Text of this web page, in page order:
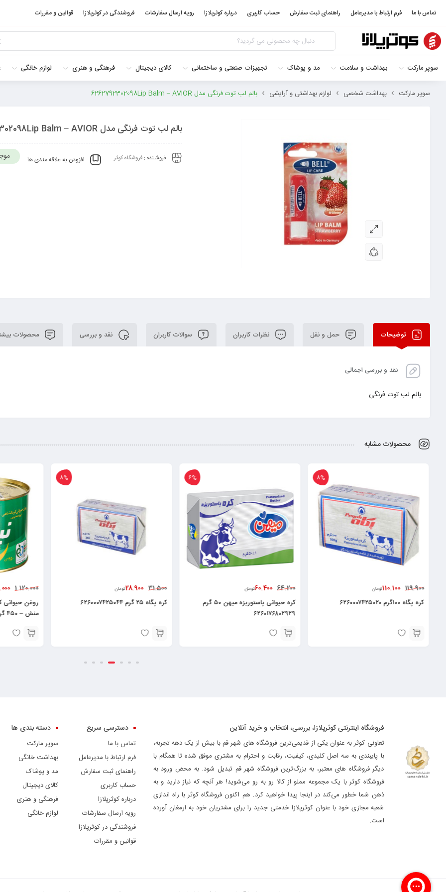
تماس با ما فرم ارتباط با مدیرعامل راهنمای ثبت سفارش حساب کاربری درباره کوثرپلازا رویه ارسال سفارشات فروشندگی در کوثرپلازا قوانین و مقررات
سوپر مارکت بهداشت و سلامت مد و پوشاک تجهیزات صنعتی و ساختمانی کالای دیجیتال فرهنگی و هنری لوازم خانگی
سوپر مارکت بهداشت شخصی لوازم بهداشتی و آرایشی بالم لب توت فرنگی مدل 6262792302098Lip Balm – AVIOR
بالم لب توت فرنگی مدل 6262792302098Lip Balm – AVIOR
فروشـنده : فروشگاه کوثر افزودن به علاقه مندی ها
توضیحات حمل و نقل نظرات کاربران سوالات کاربران نقد و بررسی محصولات
نقد و بررسی اجمالی
بالم لب توت فرنگی
محصولات مشابه
8%
119.900
110.100تومان
کره پگاه ۱۰۰گرم ۶۲۶۰۰۰۷۴۲۵۰۲۰
6%
64.200
60.400تومان
کره حیوانی پاستوریزه میهن ۵۰ گرم
۶۲۶۰۱۷۶۸۰۲۹۲۹
8%
31.500
28.900تومان
کره پگاه ۲۵ گرم ۶۲۶۰۰۰۷۴۲۵۰۴۴
1.120.000
روغن
منش – ۴۵۰ گرم ۶۲۶۰۴۹۶۴۳۰۰۴۸
فروشگاه اینترنتی کوثرپلازا، بررسی، انتخاب و خرید آنلاین
تعاونی کوثر به عنوان یکی از قدیمی‌ترین فروشگاه های شهر قم با بیش از یک دهه تجربه،
با پایبندی به سه اصل کلیدی، کیفیت، رقابت و احترام به مشتری موفق شده تا همگام با
دیگر فروشگاه های معتبر، به بزرگ‌ترین فروشگاه شهر قم تبدیل شود. به محض ورود به
فروشگاه کوثر با یک مجموعه مملو از کالا رو به رو می‌شوید! هر آنچه که نیاز دارید و به
ذهن شما خطور می‌کند در اینجا پیدا خواهید کرد. هم اکنون فروشگاه کوثر با راه اندازی
شعبه مجازی خود با عنوان کوثرپلازا خدمتی جدید را برای مشتریان خود به ارمغان آورده
است.
دسترسی سریع
تماس با ما
فرم ارتباط با مدیرعامل
راهنمای ثبت سفارش
حساب کاربری
درباره کوثرپلازا
رویه ارسال سفارشات
فروشندگی در کوثرپلازا
قوانین و مقررات
دسته بندی ها
سوپر مارکت
بهداشت خانگی
مد و پوشاک
کالای دیجیتال
فرهنگی و هنری
لوازم خانگی